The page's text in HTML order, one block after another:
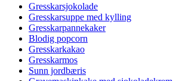
Gresskarsjokolade
Gresskarsuppe med kylling
Gresskarpannekaker
Blodig popcorn
Gresskarkakao
Gresskarmos
Sunn jordbæris